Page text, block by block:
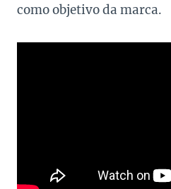
como objetivo da marca.